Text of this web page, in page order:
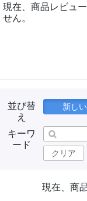
現在、商品レビュ
せん。
並び替
え
新し
キーワ
ード
クリア
現在、商